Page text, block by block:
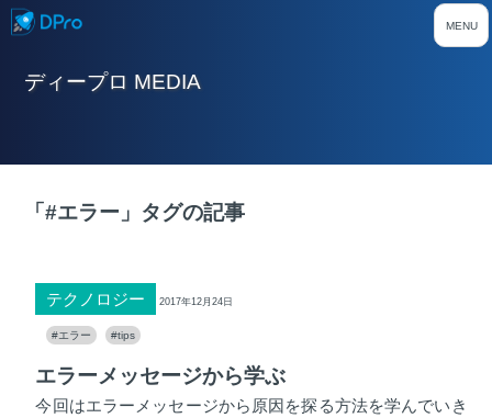
ディープロ MEDIA
「#エラー」タグの記事
テクノロジー 2017年12月24日
#エラー #tips
エラーメッセージから学ぶ
今回はエラーメッセージから原因を探る方法を学んでいき